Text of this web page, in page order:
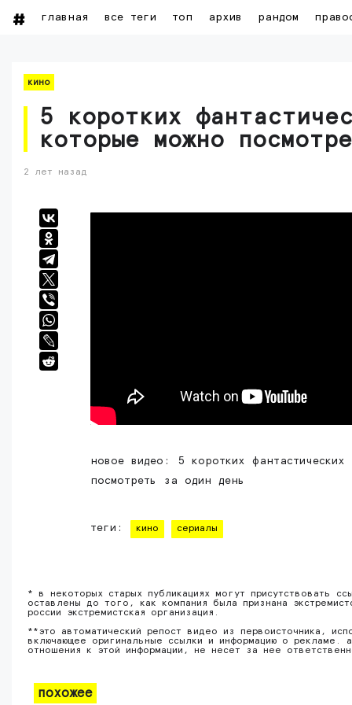
главная все теги топ архив рандом
кино
5 коротких
которые можно
2 лет назад
новое видео: 5 коротких
посмотреть за один день
теги: кино сериалы
* в некоторых старых публикациях могут присутствовать
оставлены до того, как компания была признана
россии экстремистская организация.
**это автоматический репост видео из первоисточника,
включающее оригинальные ссылки и информацию о рекламе.
отношения к этой информации, не несет за нее
похожее